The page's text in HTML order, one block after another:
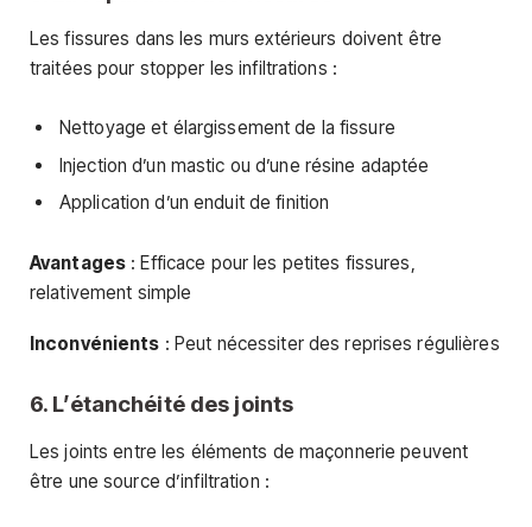
Les fissures dans les murs extérieurs doivent être
traitées pour stopper les infiltrations :
Nettoyage et élargissement de la fissure
Injection d’un mastic ou d’une résine adaptée
Application d’un enduit de finition
Avantages : Efficace pour les petites fissures,
relativement simple
Inconvénients : Peut nécessiter des reprises régulières
6. L’étanchéité des joints
Les joints entre les éléments de maçonnerie peuvent
être une source d’infiltration :